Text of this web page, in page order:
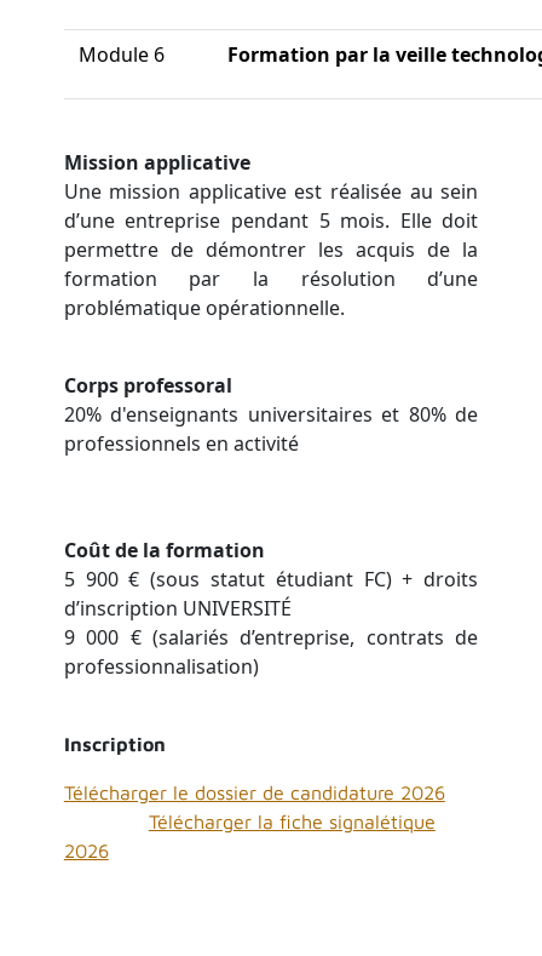
Module 6 Formation par la veille
Mission applicative
Une mission applicative est réalisée au sein
d’une entreprise pendant 5 mois. Elle doit
permettre de démontrer les acquis de la
formation par la résolution d’une
problématique opérationnelle.
Corps professoral
20% d'enseignants universitaires et 80% de
professionnels en activité
Coût de la formation
5 900 € (sous statut étudiant FC) + droits
d’inscription UNIVERSITÉ
9 000 € (salariés d’entreprise, contrats de
professionnalisation)
Inscription
Télécharger le dossier de candidature 2026
Télécharger la fiche signalétique
2026